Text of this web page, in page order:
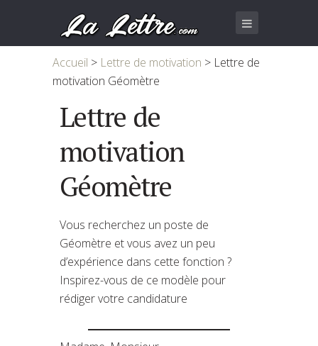
Accueil > Lettre de motivation > Lettre de
motivation Géomètre
Lettre de
motivation
Géomètre
Vous recherchez un poste de
Géomètre et vous avez un peu
d’expérience dans cette fonction ?
Inspirez-vous de ce modèle pour
rédiger votre candidature